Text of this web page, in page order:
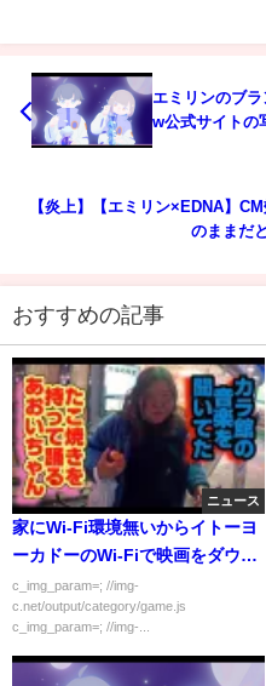
エミリンのブ
w公式サイトの
【炎上】【エミリン×EDNA】
のままだ
おすすめの記事
ニュース
家にWi-Fi環境無いからイトーヨ
ーカドーのWi-Fiで映画をダウン
ロードしてる…
c_img_param=; //img-
c.net/output/category/game.js
c_img_param=; //img-...